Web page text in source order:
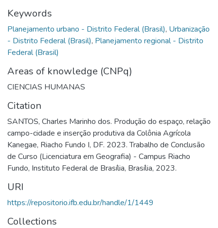
Keywords
Planejamento urbano - Distrito Federal (Brasil), Urbanização
- Distrito Federal (Brasil), Planejamento regional - Distrito
Federal (Brasil)
Areas of knowledge (CNPq)
CIENCIAS HUMANAS
Citation
SANTOS, Charles Marinho dos. Produção do espaço, relação
campo-cidade e inserção produtiva da Colônia Agrícola
Kanegae, Riacho Fundo I, DF. 2023. Trabalho de Conclusão
de Curso (Licenciatura em Geografia) - Campus Riacho
Fundo, Instituto Federal de Brasília, Brasília, 2023.
URI
https://repositorio.ifb.edu.br/handle/1/1449
Collections